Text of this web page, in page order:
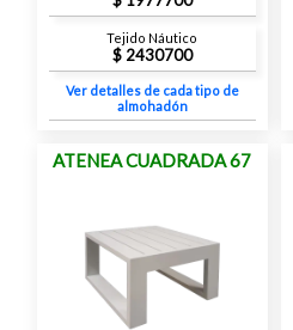
Tejido Náutico
2430700
Ver detalles de cada tipo de
almohadón
ATENEA CUADRADA 67